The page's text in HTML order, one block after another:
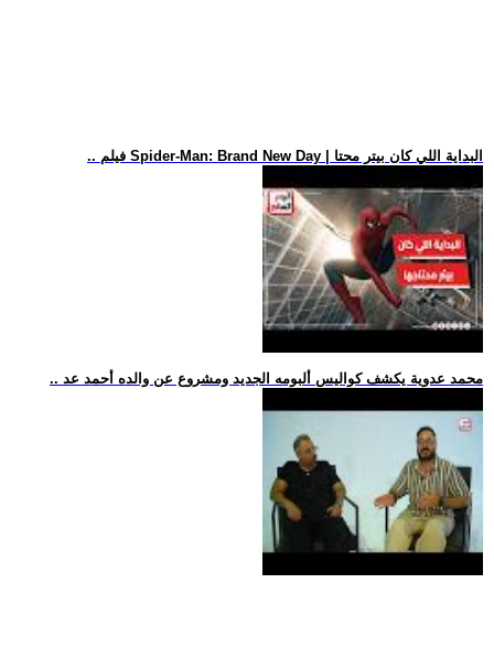
.. فيلم Spider-Man: Brand New Day | البداية اللي كان بيتر محتا
.. محمد عدوية يكشف كواليس ألبومه الجديد ومشروع عن والده أحمد عد